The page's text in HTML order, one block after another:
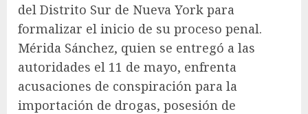
del Distrito Sur de Nueva York para
formalizar el inicio de su proceso penal.
Mérida Sánchez, quien se entregó a las
autoridades el 11 de mayo, enfrenta
acusaciones de conspiración para la
importación de drogas, posesión de